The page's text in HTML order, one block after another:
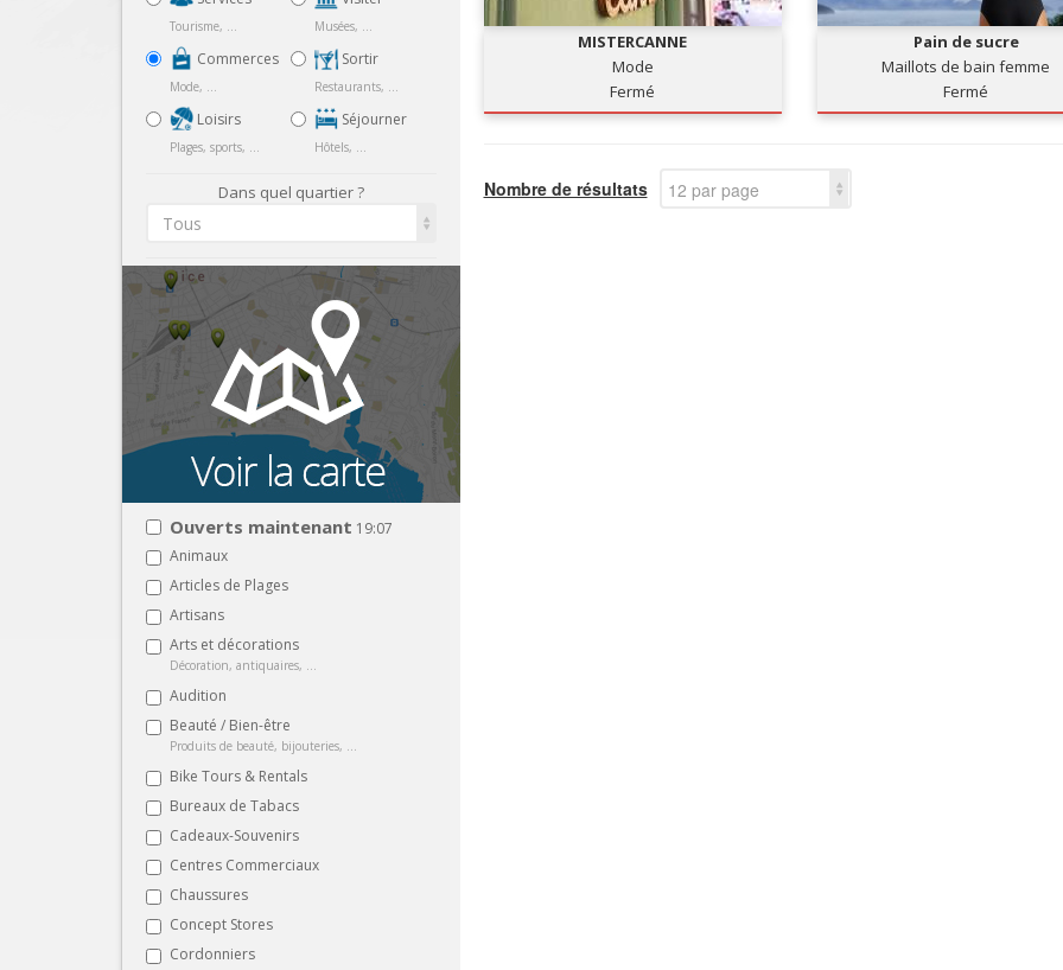
Tourisme, ...
Commerces
Mode, ...
Loisirs
Plages, sports, ...
Musées, ...
Sortir
Restaurants, ...
Séjourner
Hôtels, ...
Dans quel quartier ?
Tous
Ouverts maintenant 19:07
Animaux
Articles de Plages
Artisans
Arts et décorations
Décoration, antiquaires, ...
Audition
Beauté / Bien-être
Produits de beauté, bijouteries, ...
Bike Tours & Rentals
Bureaux de Tabacs
Cadeaux-Souvenirs
Centres Commerciaux
Chaussures
Concept Stores
Cordonniers
MISTERCANNE
Mode
Fermé
Pain de sucre
Maillots de bain femme
Fermé
Nombre de résultats 12 par page